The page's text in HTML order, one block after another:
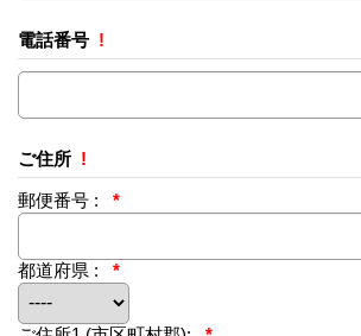
電話番号 !
ご住所 !
郵便番号 : *
都道府県 : *